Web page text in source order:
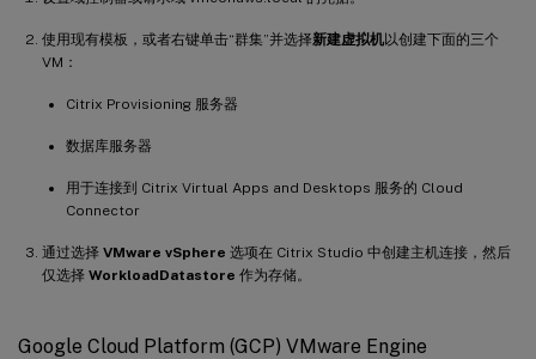
使用现有模板，或者右键单击“群集”并选择新建虚拟机以创建下面的三个
VM：
Citrix Provisioning 服务器
数据库服务器
用于连接到 Citrix Virtual Apps and Desktops 服务的 Cloud
Connector
通过选择 VMware vSphere 选项在 Citrix Studio 中创建主机连接，然后
仅选择 WorkloadDatastore 作为存储。
Google Cloud Platform (GCP) VMware Engine